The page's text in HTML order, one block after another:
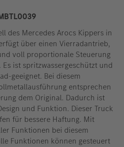
des Mercedes Arocs Kippers in
über einen Vierradantrieb,
voll proportionale Steuerung
ist spritzwassergeschützt und
geeignet. Bei diesem
entsprechen
dem Original. Dadurch ist
und Funktion. Dieser Truck
für bessere Haftung. Mit
Funktionen bei diesem
Funktionen können gesteuert